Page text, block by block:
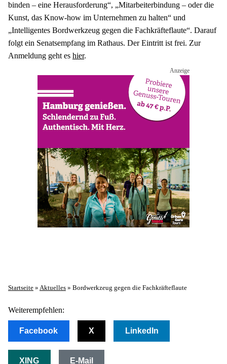
binden – eine Herausforderung“, „Mitarbeiterbindung – oder die
Kunst, das Know-how im Unternehmen zu halten“ und
„Intelligentes Bordwerkzeug gegen die Fachkräfteflaute“. Darauf
folgt ein Senatsempfang im Rathaus. Der Eintritt ist frei. Zur
Anmeldung geht es hier.
Startseite » Aktuelles » Bordwerkzeug gegen die Fachkräfteflaute
Weiterempfehlen:
Facebook X LinkedIn
XING E-Mail